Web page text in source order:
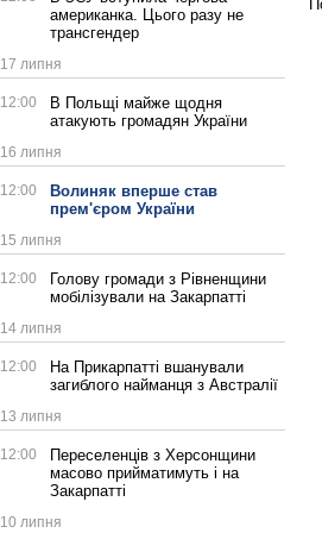
американка. Цього разу не
трансгендер
17 липня
12:00
В Польщі майже щодня
атакують громадян України
16 липня
12:00
Волиняк вперше став
прем'єром України
15 липня
12:00
Голову громади з Рівненщини
мобілізували на Закарпатті
14 липня
12:00
На Прикарпатті вшанували
загиблого найманця з Австралії
13 липня
12:00
Переселенців з Херсонщини
масово прийматимуть і на
Закарпатті
10 липня